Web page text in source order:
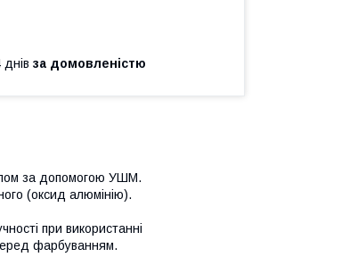
за домовленістю
за допомогою УШМ.
(оксид алюмінію).
при використанні
фарбуванням.